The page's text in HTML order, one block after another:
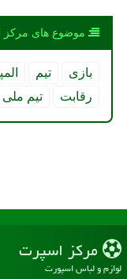
موضوع های مركز
بازی تیم
رقابت
تیم ملی
مركز اسپرت
لوازم و لباس اسپورت